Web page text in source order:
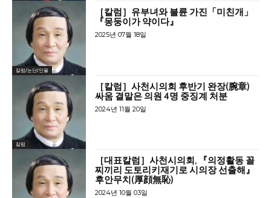
칼럼/논단/인물
［칼럼］유부녀와 불륜 가진「미친개」
『몽둥이가 약이다』
2025년 07월 18일
칼럼
［칼럼］사천시의회 후반기 완장(腕章)
싸움 결말은 의원 4명 중징계 처분
2024년 11월 20일
［대표칼럼］사천시의회, 『의정활동 꼴
찌끼리 도토리키재기로 시의장 선출해』
후안무치(厚顔無恥)
2024년 10월 03일